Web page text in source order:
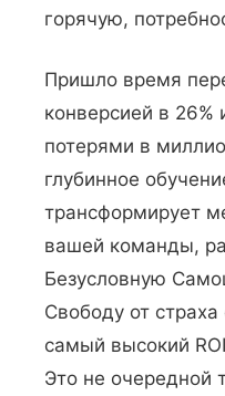
горячую,
Пришло время
конверсией в
потерями в
глубинное
трансформирует
вашей команды,
Безусловную
Свободу от
самый высокий
Это не очередной